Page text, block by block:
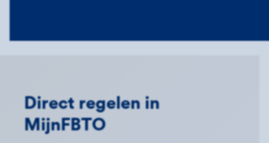
Direct regelen in
MijnFBTO